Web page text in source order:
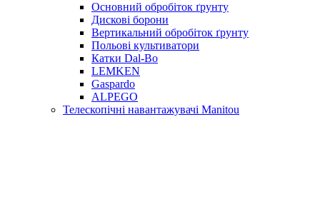
Основний обробіток ґрунту
Дискові борони
Вертикальний обробіток ґрунту
Польові культиватори
Катки Dal-Bo
LEMKEN
Gaspardo
ALPEGO
Телескопічні навантажувачі Manitou